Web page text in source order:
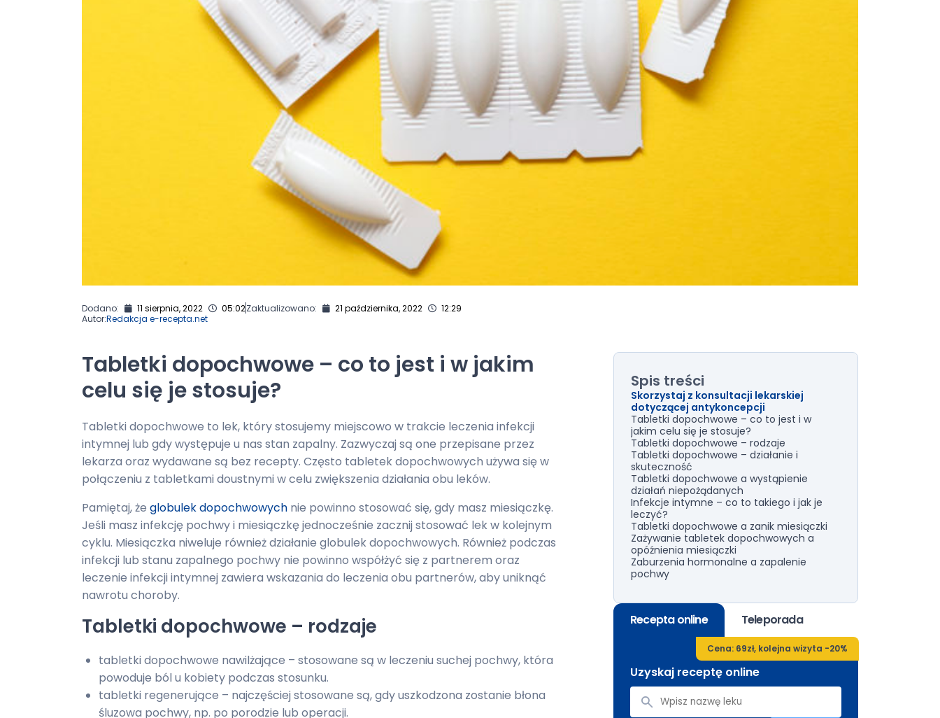
Dodano: 11 sierpnia, 2022 05:02Zaktualizowano: 21 października, 2022
12:29
Autor:Redakcja e-recepta.net
Tabletki dopochwowe – co to jest i w jakim
celu się je stosuje?
Tabletki dopochwowe to lek, który stosujemy miejscowo w trakcie leczenia infekcji
intymnej lub gdy występuje u nas stan zapalny. Zazwyczaj są one przepisane przez
lekarza oraz wydawane są bez recepty. Często tabletek dopochwowych używa się w
połączeniu z tabletkami doustnymi w celu zwiększenia działania obu leków.
Pamiętaj, że globulek dopochwowych nie powinno stosować się, gdy masz miesiączkę.
Jeśli masz infekcję pochwy i miesiączkę jednocześnie zacznij stosować lek w kolejnym
cyklu. Miesiączka niweluje również działanie globulek dopochwowych. Również podczas
infekcji lub stanu zapalnego pochwy nie powinno współżyć się z partnerem oraz
leczenie infekcji intymnej zawiera wskazania do leczenia obu partnerów, aby uniknąć
nawrotu choroby.
Tabletki dopochwowe – rodzaje
tabletki dopochwowe nawilżające – stosowane są w leczeniu suchej pochwy, która
powoduje ból u kobiety podczas stosunku.
tabletki regenerujące – najczęściej stosowane są, gdy uszkodzona zostanie błona
śluzowa pochwy, np. po porodzie lub operacji.
Spis treści
Skorzystaj z konsultacji lekarskiej
dotyczącej antykoncepcji
Tabletki dopochwowe – co to jest i w
jakim celu się je stosuje?
Tabletki dopochwowe – rodzaje
Tabletki dopochwowe – działanie i
skuteczność
Tabletki dopochwowe a wystąpienie
działań niepożądanych
Infekcje intymne – co to takiego i jak je
leczyć?
Tabletki dopochwowe a zanik miesiączki
Zażywanie tabletek dopochwowych a
opóźnienia miesiączki
Zaburzenia hormonalne a zapalenie
pochwy
Recepta online Teleporada
Cena: 69zł, kolejna wizyta -20%
Uzyskaj receptę online